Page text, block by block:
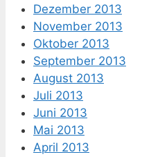
Dezember 2013
November 2013
Oktober 2013
September 2013
August 2013
Juli 2013
Juni 2013
Mai 2013
April 2013